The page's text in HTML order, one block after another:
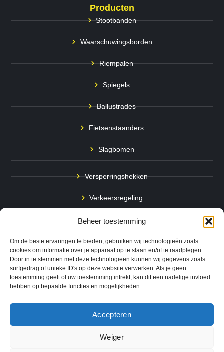
Beheer toestemming
Om de beste ervaringen te bieden, gebruiken wij technologieën zoals
cookies om informatie over je apparaat op te slaan en/of te raadplegen.
Door in te stemmen met deze technologieën kunnen wij gegevens zoals
surfgedrag of unieke ID's op deze website verwerken. Als je geen
toestemming geeft of uw toestemming intrekt, kan dit een nadelige invloed
hebben op bepaalde functies en mogelijkheden.
Accepteren
Weiger
Producten
Stootbanden
Waarschuwingsborden
Riempalen
Spiegels
Ballustrades
Fietsenstaanders
Slagbomen
Versperringshekken
Verkeersregeling
Stadspalen
Afzetpalen
Bodemmarkering
Ram- & Aanrijbeveiliging
Copyright © 2024 QuickSafe. Alle rechten voorbehouden.